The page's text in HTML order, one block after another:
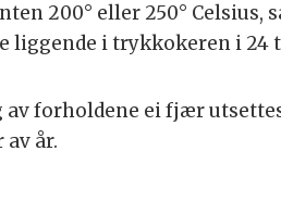
200° eller 250° Celsius,
liggende i trykkokeren i 24
av forholdene ei fjær
år.